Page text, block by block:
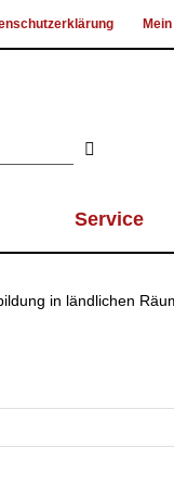
Service
in ländlichen